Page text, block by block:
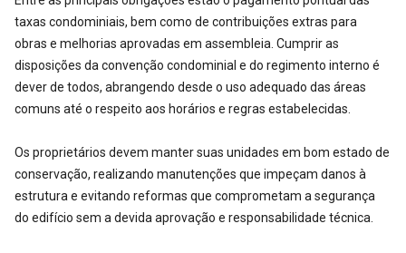
taxas condominiais, bem como de contribuições extras para
obras e melhorias aprovadas em assembleia. Cumprir as
disposições da convenção condominial e do regimento interno é
dever de todos, abrangendo desde o uso adequado das áreas
comuns até o respeito aos horários e regras estabelecidas.
Os proprietários devem manter suas unidades em bom estado de
conservação, realizando manutenções que impeçam danos à
estrutura e evitando reformas que comprometam a segurança
do edifício sem a devida aprovação e responsabilidade técnica.